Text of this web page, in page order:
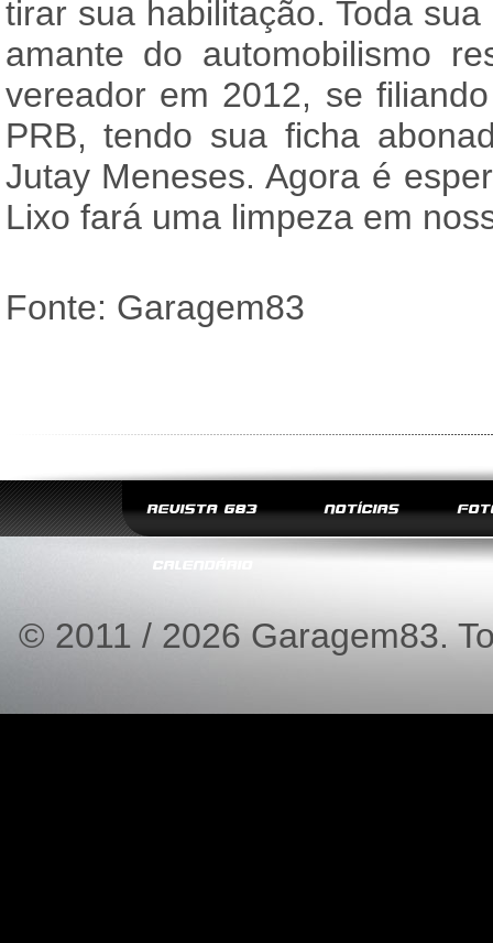
tirar sua habilitação. Toda
amante do automobilismo
vereador em 2012, se
PRB, tendo sua ficha
Jutay Meneses. Agora é
Lixo fará uma limpeza em
Fonte: Garagem83
REVISTA G83 NOTÍCIAS
CALENDÁRIO
© 2011 / 2026 Garagem83.